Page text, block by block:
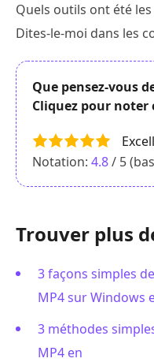
Quels outils ont été
Dites-le-moi dans les
Que pensez-vous
Cliquez pour noter
Notation: 4.8/ 5
Trouver plus
3 façons simples
MP4 sur Windows
3 méthodes
MP4 en